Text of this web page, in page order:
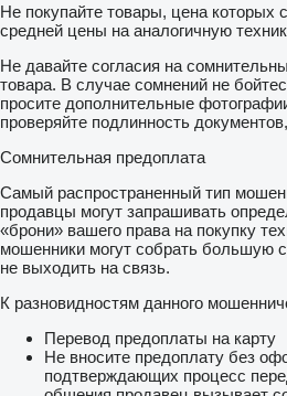
Не покупайте товары, цена которых
средней цены на аналогичную
Не давайте согласия на
товара. В случае сомнений не
просите дополнительные
проверяйте подлинность
Сомнительная предоплата
Самый распространенный тип
продавцы могут запрашивать
«брони» вашего права на покупку
мошенники могут собрать большую
не выходить на связь.
К разновидностям данного
Перевод предоплаты на карту
Не вносите предоплату без
подтверждающих процесс